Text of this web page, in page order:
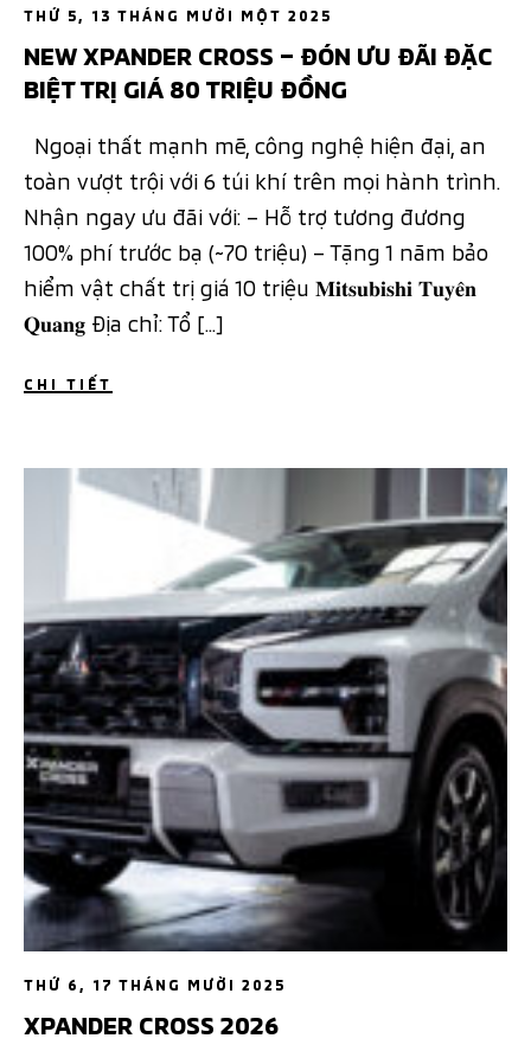
THỨ 5, 13 THÁNG MƯỜI MỘT 2025
NEW XPANDER CROSS – ĐÓN ƯU ĐÃI ĐẶC
BIỆT TRỊ GIÁ 80 TRIỆU ĐỒNG
Ngoại thất mạnh mẽ, công nghệ hiện đại, an
toàn vượt trội với 6 túi khí trên mọi hành trình.
Nhận ngay ưu đãi với: – Hỗ trợ tương đương
100% phí trước bạ (~70 triệu) – Tặng 1 năm bảo
hiểm vật chất trị giá 10 triệu 𝐌𝐢𝐭𝐬𝐮𝐛𝐢𝐬𝐡𝐢 𝐓𝐮𝐲𝐞̂𝐧
𝐐𝐮𝐚𝐧𝐠 Địa chỉ: Tổ […]
CHI TIẾT
THỨ 6, 17 THÁNG MƯỜI 2025
XPANDER CROSS 2026